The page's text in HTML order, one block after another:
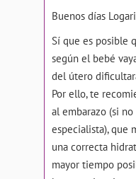
Buenos días
Sí que es posible
según el bebé
del útero
Por ello, te
al embarazo (si
especialista), que
una correcta
mayor tiempo